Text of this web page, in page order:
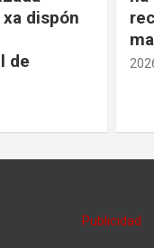
dispón
de
Publicidad